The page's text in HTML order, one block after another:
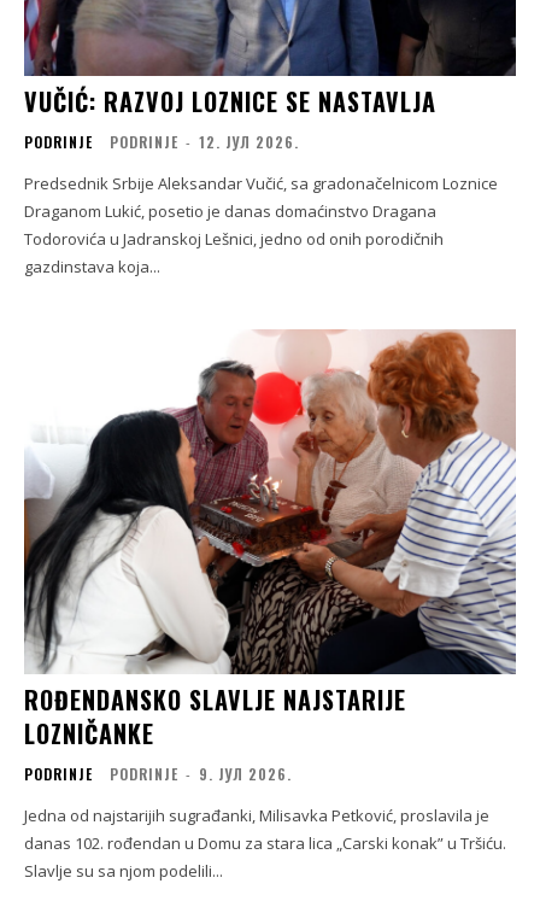
VUČIĆ: RAZVOJ LOZNICE SE NASTAVLJA
PODRINJE PODRINJE - 12. ЈУЛ 2026.
Predsednik Srbije Aleksandar Vučić, sa gradonačelnicom Loznice
Draganom Lukić, posetio je danas domaćinstvo Dragana
Todorovića u Jadranskoj Lešnici, jedno od onih porodičnih
gazdinstava koja...
ROĐENDANSKO SLAVLJE NAJSTARIJE
LOZNIČANKE
PODRINJE PODRINJE - 9. ЈУЛ 2026.
Jedna od najstarijih sugrađanki, Milisavka Petković, proslavila je
danas 102. rođendan u Domu za stara lica „Carski konak” u Tršiću.
Slavlje su sa njom podelili...